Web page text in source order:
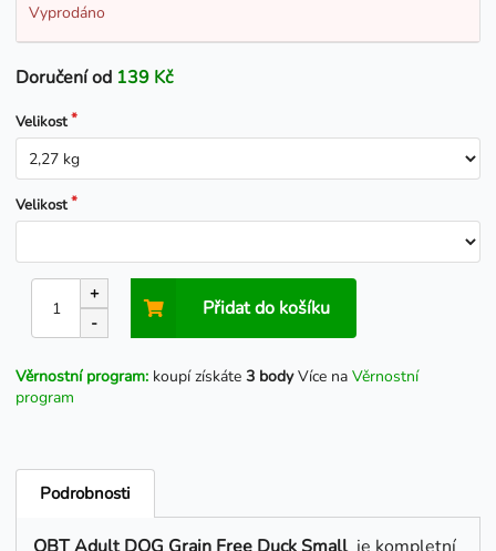
Vyprodáno
Doručení od 139 Kč
Velikost
Velikost
+
-
Přidat do košíku
Věrnostní program: koupí získáte 3 bodyVíce na Věrnostní
program
Podrobnosti